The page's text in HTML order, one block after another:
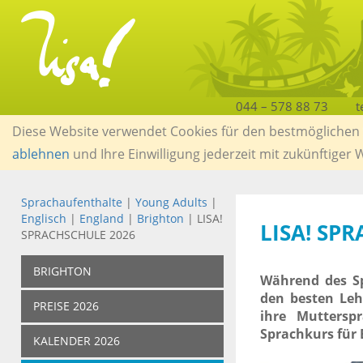
044 – 578 88 73
Diese Website verwendet Cookies für den
ablehnen und Ihre Einwilligung jederzeit mit zukünftiger
Sprachaufenthalte | Young Adults |
Englisch | England | Brighton | LISA!
SPRACHSCHULE 2026
BRIGHTON
PREISE 2026
KALENDER 2026
LISA!
Während des
den besten
ihre
Sprachkurs für